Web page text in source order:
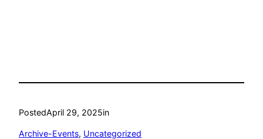
PostedApril 29, 2025in
Archive-Events, Uncategorized